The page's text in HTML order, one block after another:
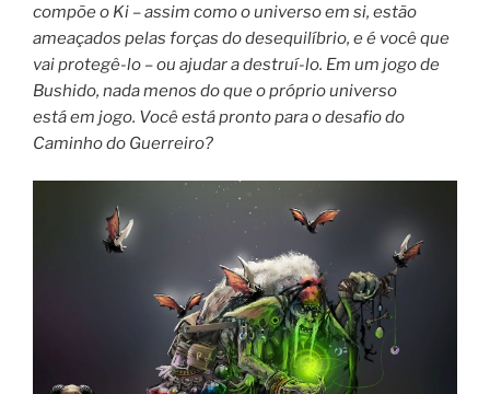
compõe o Ki – assim como o universo em si, estão
ameaçados pelas forças do desequilíbrio, e é você que
vai protegê-lo – ou ajudar a destruí-lo. Em um jogo de
Bushido, nada menos do que o próprio universo
está em jogo. Você está pronto para o desafio do
Caminho do Guerreiro?